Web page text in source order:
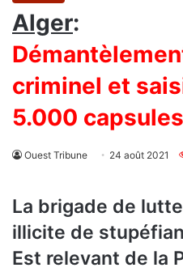
Alger:
criminel et
5.000
Ouest Tribune 24 août 2021
La brigade de
illicite de
Est relevant de la